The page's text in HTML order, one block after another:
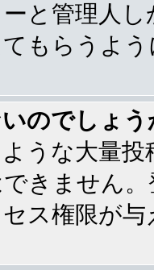
と管理人
もらうよ
のでしょう
うな大量
きません
ス権限が